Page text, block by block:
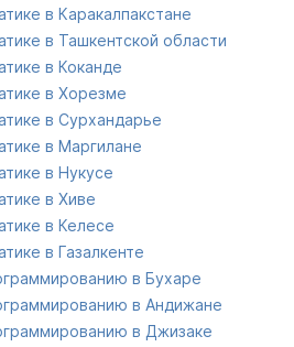
в Каракалпакстане
в Ташкентской области
в Коканде
в Хорезме
в Сурхандарье
в Маргилане
в Нукусе
в Хиве
в Келесе
в Газалкенте
в Бухаре
в Андижане
в Джизаке